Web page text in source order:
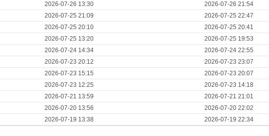
2026-07-26 13:30 2026-07-26 21:54
2026-07-25 21:09 2026-07-25 22:47
2026-07-25 20:10 2026-07-25 20:41
2026-07-25 13:20 2026-07-25 19:53
2026-07-24 14:34 2026-07-24 22:55
2026-07-23 20:12 2026-07-23 23:07
2026-07-23 15:15 2026-07-23 20:07
2026-07-23 12:25 2026-07-23 14:18
2026-07-21 13:59 2026-07-21 21:01
2026-07-20 13:56 2026-07-20 22:02
2026-07-19 13:38 2026-07-19 22:34